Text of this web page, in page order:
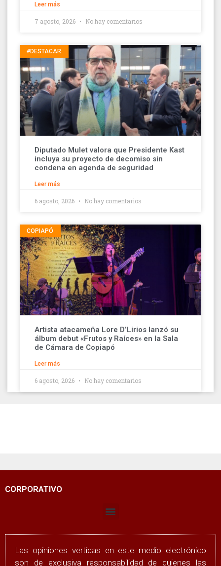
Leer más
7 agosto, 2026 No hay comentarios
#DESTACAR
Diputado Mulet valora que Presidente Kast
incluya su proyecto de decomiso sin
condena en agenda de seguridad
Leer más
6 agosto, 2026 No hay comentarios
COPIAPÓ
Artista atacameña Lore D’Lirios lanzó su
álbum debut «Frutos y Raíces» en la Sala
de Cámara de Copiapó
Leer más
6 agosto, 2026 No hay comentarios
CORPORATIVO
Las opiniones vertidas en este medio electrónico
son de exclusiva responsabilidad de quienes las